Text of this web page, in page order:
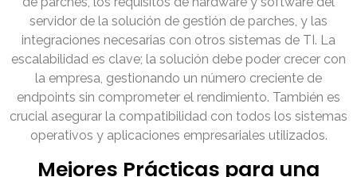
servidor de la solución de gestión de parches, y las
integraciones necesarias con otros sistemas de TI. La
escalabilidad es clave; la solución debe poder crecer con
la empresa, gestionando un número creciente de
endpoints sin comprometer el rendimiento. También es
crucial asegurar la compatibilidad con todos los sistemas
operativos y aplicaciones empresariales utilizados.
Mejores Prácticas para una